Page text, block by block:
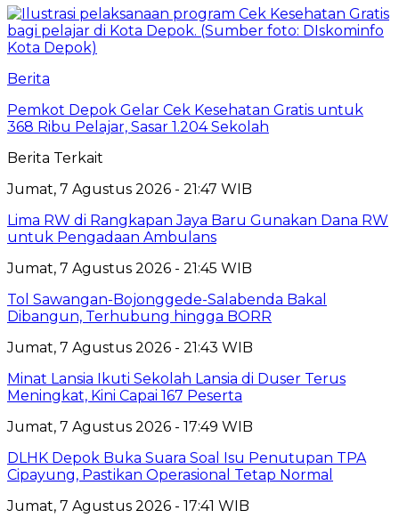
Berita
Pemkot Depok Gelar Cek Kesehatan Gratis untuk
368 Ribu Pelajar, Sasar 1.204 Sekolah
Berita Terkait
Jumat, 7 Agustus 2026 - 21:47 WIB
Lima RW di Rangkapan Jaya Baru Gunakan Dana RW
untuk Pengadaan Ambulans
Jumat, 7 Agustus 2026 - 21:45 WIB
Tol Sawangan-Bojonggede-Salabenda Bakal
Dibangun, Terhubung hingga BORR
Jumat, 7 Agustus 2026 - 21:43 WIB
Minat Lansia Ikuti Sekolah Lansia di Duser Terus
Meningkat, Kini Capai 167 Peserta
Jumat, 7 Agustus 2026 - 17:49 WIB
DLHK Depok Buka Suara Soal Isu Penutupan TPA
Cipayung, Pastikan Operasional Tetap Normal
Jumat, 7 Agustus 2026 - 17:41 WIB